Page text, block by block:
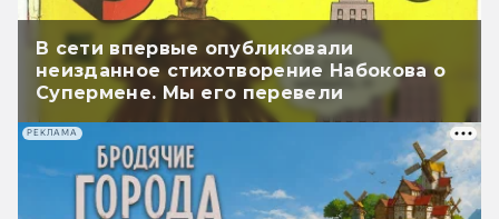
В сети впервые опубликовали
неизданное стихотворение Набокова о
Супермене. Мы его перевели
РЕКЛАМА